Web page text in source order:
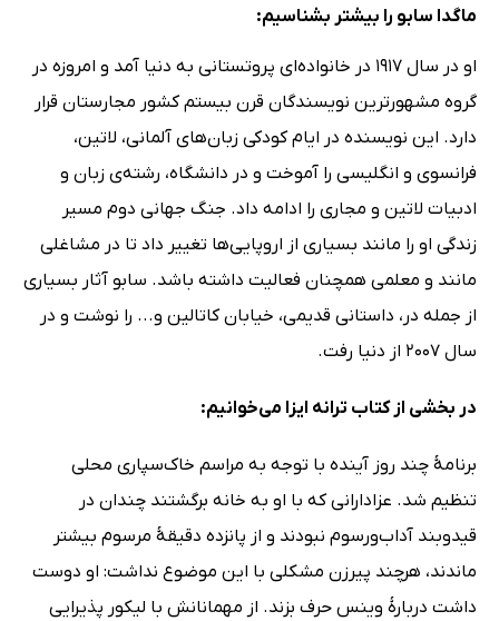
ماگدا سابو را بیشتر بشناسیم:
او در سال 1917 در خانواده‌ای پروتستانی به دنیا آمد و امروزه در
گروه مشهورترین نویسندگان قرن بیستم کشور مجارستان قرار
دارد. این نویسنده در ایام کودکی زبان‌های آلمانی، لاتین،
فرانسوی و انگلیسی را آموخت و در دانشگاه، رشته‌ی زبان و
ادبیات لاتین و مجاری را ادامه داد. جنگ جهانی دوم مسیر
زندگی او را مانند بسیاری از اروپایی‌ها تغییر داد تا در مشاغلی
مانند و معلمی همچنان فعالیت داشته باشد. سابو آثار بسیاری
از جمله در، داستانی قدیمی، خیابان کاتالین و... را نوشت و در
سال 2007 از دنیا رفت.
در بخشی از کتاب ترانه ایزا می‌خوانیم:
برنامهٔ چند روز آینده با توجه به مراسم خاک‌سپاری محلی
تنظیم شد. عزادارانی که با او به خانه برگشتند چندان در
قیدوبند آداب‌و‌رسوم نبودند و از پانزده دقیقۀ مرسوم بیشتر
ماندند، هرچند پیرزن مشکلی با این موضوع نداشت: او دوست
داشت دربارۀ وینس حرف بزند. از مهمانانش با لیکور پذیرایی